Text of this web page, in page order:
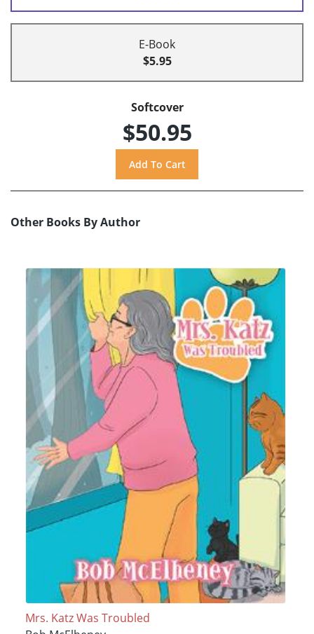
E-Book
$5.95
Softcover
$50.95
Other Books By Author
Mrs. Katz Was Troubled